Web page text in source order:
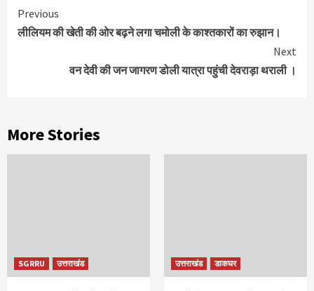
Continue
Reading
Previous
लीलियम की खेती की ओर बढ़ने लगा चमोली के काश्तकारों का रुझान।
Next
वन देवी की जन जागरण डोली यात्रा पहुंची देवराड़ा थराली ।
More Stories
SGRRU उत्तराखंड उत्तराखंड डाकघर